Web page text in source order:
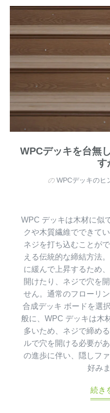
WPCデッキを台無
す
のWPCデッキのヒ
WPC デッキは木材に似
クや木質繊維でできて
ネジを打ち込むことが
える伝統的な締結方法
に緩んで上昇するため
開けたり、ネジで穴を
せん。通常のフローリ
合成デッキ ボードを選
般に、WPC デッキは木
多いため、ネジで締め
ルで穴を開ける必要が
の進歩に伴い、隠しフ
好み
続き